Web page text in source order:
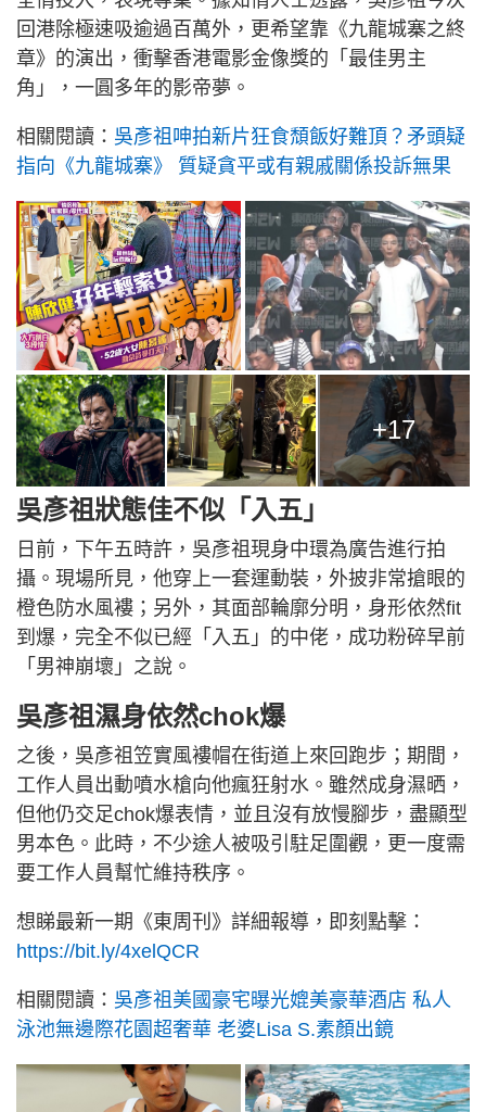
回港除極速吸逾過百萬外，更希望靠《九龍城寨之終
章》的演出，衝擊香港電影金像獎的「最佳男主
角」，一圓多年的影帝夢。
相關閱讀： 吳彥祖呻拍新片狂食頹飯好難頂？矛頭疑
指向《九龍城寨》 質疑貪平或有親戚關係投訴無果
+17
吳彥祖狀態佳不似「入五」
日前，下午五時許，吳彥祖現身中環為廣告進行拍
攝。現場所見，他穿上一套運動裝，外披非常搶眼的
橙色防水風褸；另外，其面部輪廓分明，身形依然fit
到爆，完全不似已經「入五」的中佬，成功粉碎早前
「男神崩壞」之說。
吳彥祖濕身依然chok爆
之後，吳彥祖笠實風褸帽在街道上來回跑步；期間，
工作人員出動噴水槍向他瘋狂射水。雖然成身濕晒，
但他仍交足chok爆表情，並且沒有放慢腳步，盡顯型
男本色。此時，不少途人被吸引駐足圍觀，更一度需
要工作人員幫忙維持秩序。
想睇最新一期《東周刊》詳細報導，即刻點擊：
https://bit.ly/4xelQCR
相關閱讀： 吳彥祖美國豪宅曝光媲美豪華酒店 私人
泳池無邊際花園超奢華 老婆Lisa S.素顏出鏡